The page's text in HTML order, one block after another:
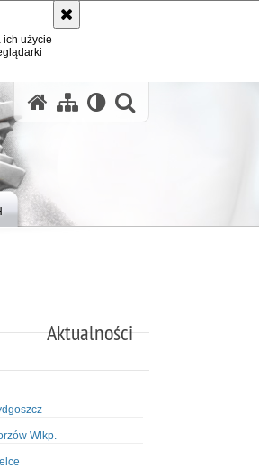
ich użycie
Aktualności
Wlkp.